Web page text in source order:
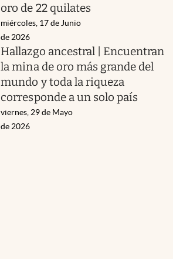
oro de 22 quilates
miércoles, 17 de Junio
de 2026
Hallazgo ancestral | Encuentran
la mina de oro más grande del
mundo y toda la riqueza
corresponde a un solo país
viernes, 29 de Mayo
de 2026